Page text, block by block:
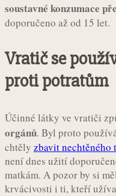
soustavné konzumace
doporučeno až od 15 let.
Vratič se
proti potratům
Účinné látky ve vratiči
orgánů. Byl proto
chtěly zbavit nechtěného
není dnes užití
matkám. A pozor by si
krvácivosti i ti, kteří